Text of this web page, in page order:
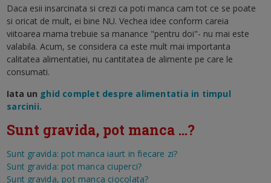
Daca esii insarcinata si crezi ca poti manca cam tot ce se poate
si oricat de mult, ei bine NU. Vechea idee conform careia
viitoarea mama trebuie sa manance "pentru doi"- nu mai este
valabila. Acum, se considera ca este mult mai importanta
calitatea alimentatiei, nu cantitatea de alimente pe care le
consumati.
Iata un ghid complet despre alimentatia in timpul
sarcinii.
Sunt gravida, pot manca ...?
Sunt gravida: pot manca iaurt in fiecare zi?
Sunt gravida: pot manca ciuperci?
Sunt gravida, pot manca ciocolata?